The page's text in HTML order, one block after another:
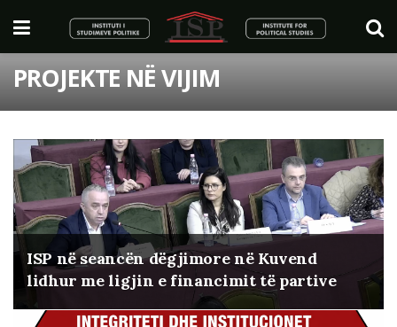
PROJEKTE NË VIJIM
ISP në seancën dëgjimore në Kuvend
lidhur me ligjin e financimit të partive